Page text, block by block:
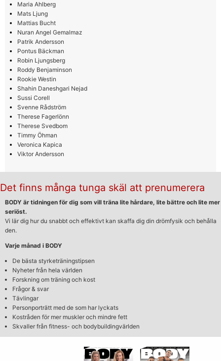
Maria Ahlberg
Mats Ljung
Mattias Bucht
Nuran Angel Gemalmaz
Patrik Andersson
Pontus Bäckman
Robin Ljungsberg
Roddy Benjaminson
Rookie Westin
Shahin Daneshgari Nejad
Sussi Corell
Svenne Rådström
Therese Fagerlönn
Therese Svedbom
Timmy Öhman
Veronica Kapica
Viktor Andersson
Det finns många tunga skäl att prenumerera
BODY är tidningen för dig som vill träna lite hårdare, lite bättre och lite mer
seriöst.
Vi lär dig hur du snabbt och effektivt kan skaffa dig din drömfysik och behålla
den.
Varje månad i BODY
De bästa styrketräningstipsen
Nyheter från hela världen
Forskning om träning och kost
Frågor & svar
Tävlingar
Personporträtt med de som har lyckats
Kostråden för mer muskler och mindre fett
Skvaller från fitness- och bodybuildingvärlden